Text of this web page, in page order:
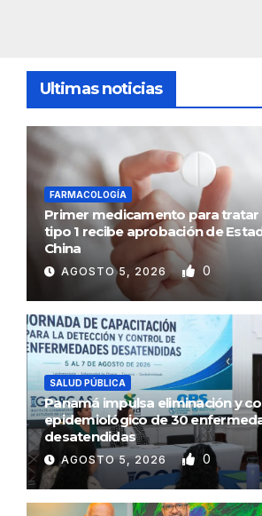
Ultimas noticias
FARMACOLOGÍA
Primer medicamento para tratar
tipo 1 recibe aprobación de
China
AGOSTO 5, 2026 0
SALUD PÚBLICA
Panamá impulsa eliminación y
epidemiológico de 30
desatendidas
AGOSTO 5, 2026 0